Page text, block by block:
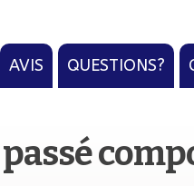
AVIS QUESTIONS?